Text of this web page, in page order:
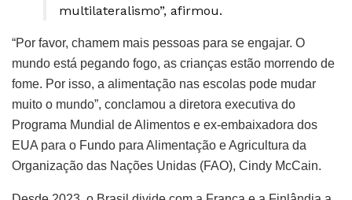
multilateralismo”, afirmou.
“Por favor, chamem mais pessoas para se engajar. O
mundo está pegando fogo, as crianças estão morrendo de
fome. Por isso, a alimentação nas escolas pode mudar
muito o mundo”, conclamou a diretora executiva do
Programa Mundial de Alimentos e ex-embaixadora dos
EUA para o Fundo para Alimentação e Agricultura da
Organização das Nações Unidas (FAO), Cindy McCain.